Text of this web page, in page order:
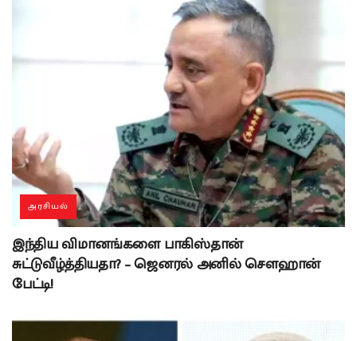
அரசியல்
இந்திய விமானங்களை பாகிஸ்தான்
சுட்டுவீழ்த்தியதா? – ஜெனரல் அனில் சௌஹான்
பேட்டி!